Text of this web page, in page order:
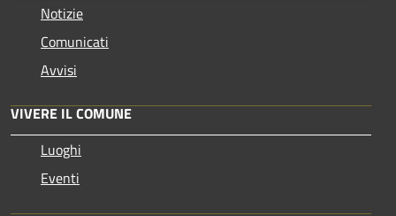
Notizie
Comunicati
Avvisi
VIVERE IL COMUNE
Luoghi
Eventi